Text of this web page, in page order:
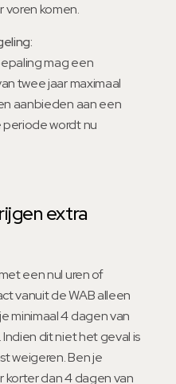
voren komen.
mag een
twee jaar maximaal
aanbieden aan een
wordt nu
extra
een nul uren of
vanuit de WAB alleen
minimaal 4 dagen van
dit niet het geval is
weigeren. Ben je
korter dan 4 dagen van